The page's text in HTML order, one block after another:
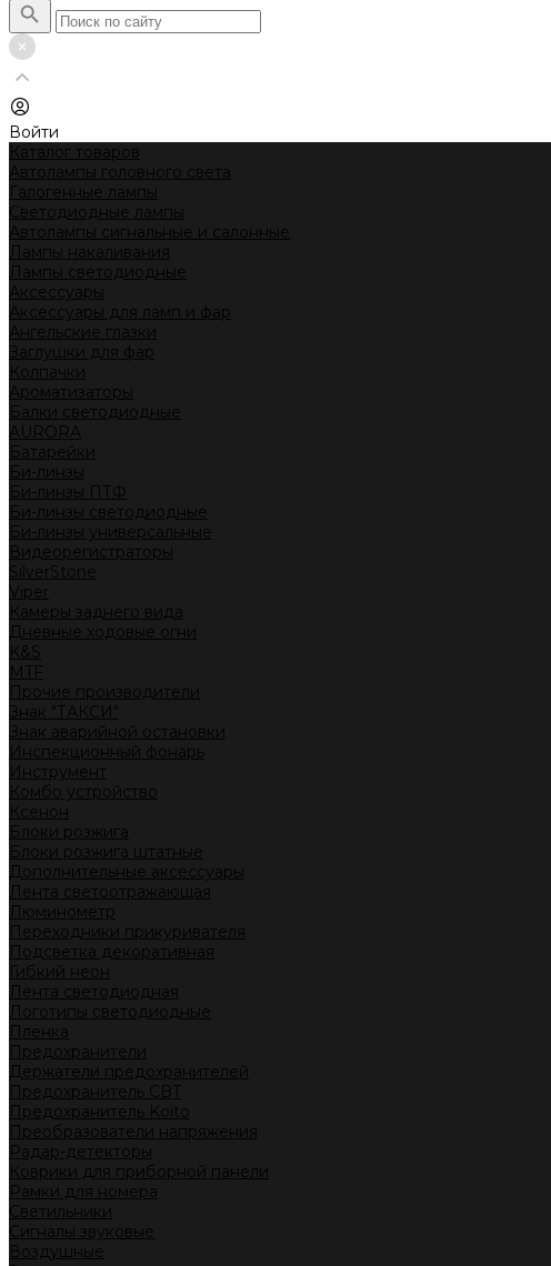
Войти
Каталог товаров
Автолампы головного света
Галогенные лампы
Светодиодные лампы
Автолампы сигнальные и салонные
Лампы накаливания
Лампы светодиодные
Аксессуары
Аксессуары для ламп и фар
Ангельские глазки
Заглушки для фар
Колпачки
Ароматизаторы
Балки светодиодные
AURORA
Батарейки
Би-линзы
Би-линзы ПТФ
Би-линзы светодиодные
Би-линзы универсальные
Видеорегистраторы
SilverStone
Viper
Камеры заднего вида
Дневные ходовые огни
K&S
MTF
Прочие производители
Знак "ТАКСИ"
Знак аварийной остановки
Инспекционный фонарь
Инструмент
Комбо устройство
Ксенон
Блоки розжига
Блоки розжига штатные
Дополнительные аксессуары
Лента светоотражающая
Люминометр
Переходники прикуривателя
Подсветка декоративная
Гибкий неон
Лента светодиодная
Логотипы светодиодные
Пленка
Предохранители
Держатели предохранителей
Предохранитель CBT
Предохранитель Koito
Преобразователи напряжения
Радар-детекторы
Коврики для приборной панели
Рамки для номера
Светильники
Сигналы звуковые
Воздушные